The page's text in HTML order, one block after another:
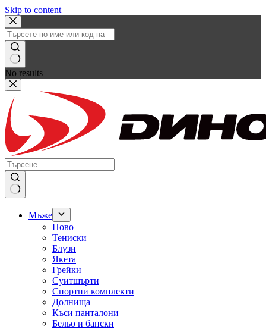
Skip to content
No results
Мъже
Ново
Тениски
Блузи
Якета
Грейки
Суитшърти
Спортни комплекти
Долнища
Къси панталони
Бельо и бански